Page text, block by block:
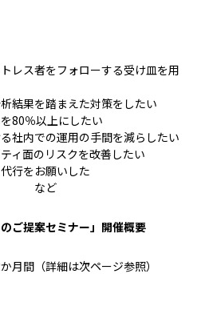
レス者をフォローする受け皿を用
結果を踏まえた対策をしたい
80％以上にしたい
社内での運用の手間を減らしたい
ィ面のリスクを改善したい
行をお願いした
ご提案セミナー」開催概要
月間（詳細は次ページ参照）